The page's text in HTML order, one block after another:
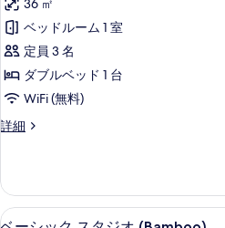
室
の
り
込
み
の
す
べ
て
の
写
表
ベッドルーム 1 室
定員 3 名
ダブルベッド 1 台
WiFi (無料)
詳細
Sunrise
細
ベ 5